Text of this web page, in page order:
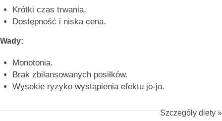
Krótki czas trwania.
Dostępność i niska cena.
Wady:
Monotonia.
Brak zbilansowanych posiłków.
Wysokie ryzyko wystąpienia efektu jo-jo.
Szczegóły diety »